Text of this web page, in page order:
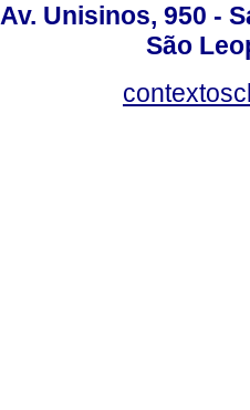
Av. Unisinos, 950 -
São